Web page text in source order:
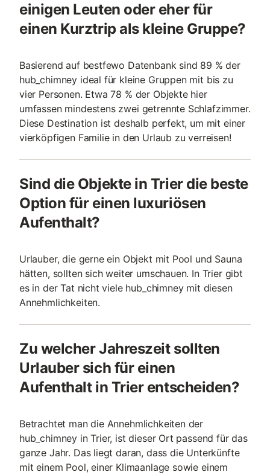
einigen Leuten oder eher für
einen Kurztrip als kleine Gruppe?
Basierend auf bestfewo Datenbank sind 89 % der
hub_chimney ideal für kleine Gruppen mit bis zu
vier Personen. Etwa 78 % der Objekte hier
umfassen mindestens zwei getrennte Schlafzimmer.
Diese Destination ist deshalb perfekt, um mit einer
vierköpfigen Familie in den Urlaub zu verreisen!
Sind die Objekte in Trier die beste
Option für einen luxuriösen
Aufenthalt?
Urlauber, die gerne ein Objekt mit Pool und Sauna
hätten, sollten sich weiter umschauen. In Trier gibt
es in der Tat nicht viele hub_chimney mit diesen
Annehmlichkeiten.
Zu welcher Jahreszeit sollten
Urlauber sich für einen
Aufenthalt in Trier entscheiden?
Betrachtet man die Annehmlichkeiten der
hub_chimney in Trier, ist dieser Ort passend für das
ganze Jahr. Das liegt daran, dass die Unterkünfte
mit einem Pool, einer Klimaanlage sowie einem